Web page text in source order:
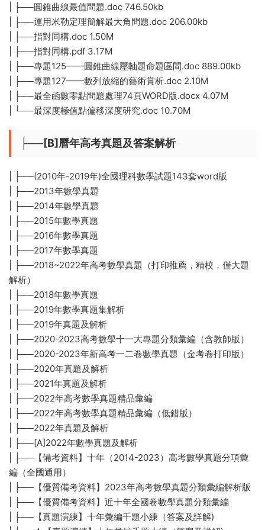
| ├──圓錐曲線最值問題.doc 746.50kb
| ├──運用米勒定理簡解最大角問題.doc 206.00kb
| ├──指對同構.doc 1.50M
| ├──指對同構.pdf 3.17M
| ├──專題125——圓錐曲線壓軸題命題區間.doc 889.00kb
| ├──專題127——數列放縮的藝術賞析.doc 2.10M
| ├──最全函數零點問題處理74頁WORD版.docx 4.07M
| └──最深度極值點偏移深度研究.doc 10.70M
├──[B]曆年高考真題及答案解析
| ├──(2010年-2019年)全國理科數學試題143套word版
| ├──2013年數學真題
| ├──2014年數學真題
| ├──2015年數學真題
| ├──2016年數學真題
| ├──2017年數學真題
| ├──2018~2022年高考數學真題（打印推薦，精校，僅大題
解析）
| ├──2018年數學真題
| ├──2019年數學真題集解析
| ├──2019年真題及解析
| ├──2020-2023高考數學十一大專題分類彙編（含教師版）
| ├──2020-2023年新高考一二卷數學真題（金考卷打印版）
| ├──2020年真題及解析
| ├──2021年真題及解析
| ├──2022年高考數學真題精品彙編
| ├──2022年高考數學真題精品彙編（低錯版）
| ├──2022年真題及解析
| ├──[A]2022年數學真題及解析
| ├──【備考資料】十年（2014-2023）高考數學真題分項彙
編（全國通用）
| ├──【優質備考資料】2023年高考數學真題分類彙編解析版
| ├──【優質備考資料】近十年全國卷數學真題分類彙編
| ├──【真題演練】十年彙編千題小練（答案及詳解)